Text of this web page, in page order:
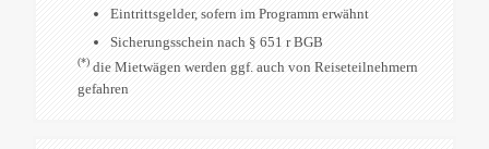
Eintrittsgelder, sofern im Programm erwähnt
Sicherungsschein nach § 651 r BGB
(*) die Mietwägen werden ggf. auch von Reiseteilnehmern
gefahren